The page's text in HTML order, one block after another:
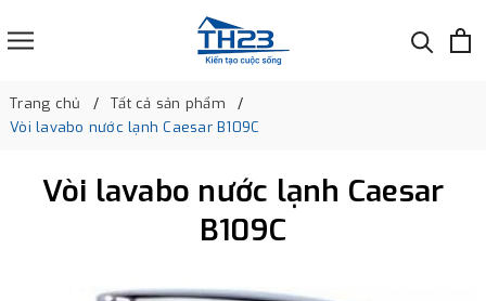
Trang chủ
Tất cả sản phẩm
Vòi lavabo nước lạnh Caesar B109C
Vòi lavabo nước lạnh Caesar
B109C